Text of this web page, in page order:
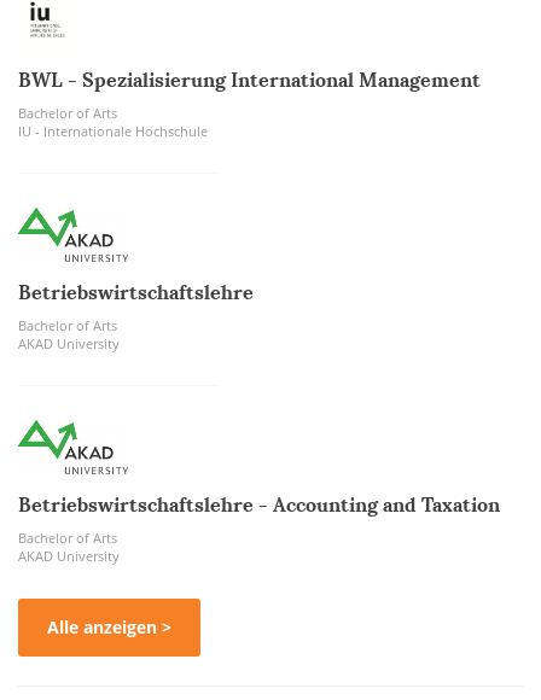
BWL - Spezialisierung International Management
Bachelor of Arts
IU - Internationale Hochschule
Betriebswirtschaftslehre
Bachelor of Arts
AKAD University
Betriebswirtschaftslehre - Accounting and Taxation
Bachelor of Arts
AKAD University
Alle anzeigen >